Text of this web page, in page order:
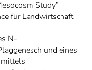
Study”
für Landwirtschaft
N-
und eines